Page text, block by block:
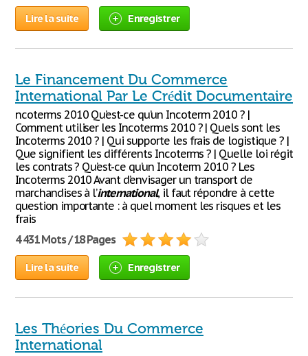
Lire la suite Enregistrer
Le Financement Du Commerce
International Par Le Crédit Documentaire
ncoterms 2010 Qu’est-ce qu’un Incoterm 2010 ? |
Comment utiliser les Incoterms 2010 ? | Quels sont les
Incoterms 2010 ? | Qui supporte les frais de logistique ? |
Que signifient les différents Incoterms ? | Quelle loi régit
les contrats ? Qu’est-ce qu’un Incoterm 2010 ? Les
Incoterms 2010 Avant d’envisager un transport de
marchandises à l’international, il faut répondre à cette
question importante : à quel moment les risques et les
frais
4 431 Mots / 18 Pages
Lire la suite Enregistrer
Les Théories Du Commerce
International